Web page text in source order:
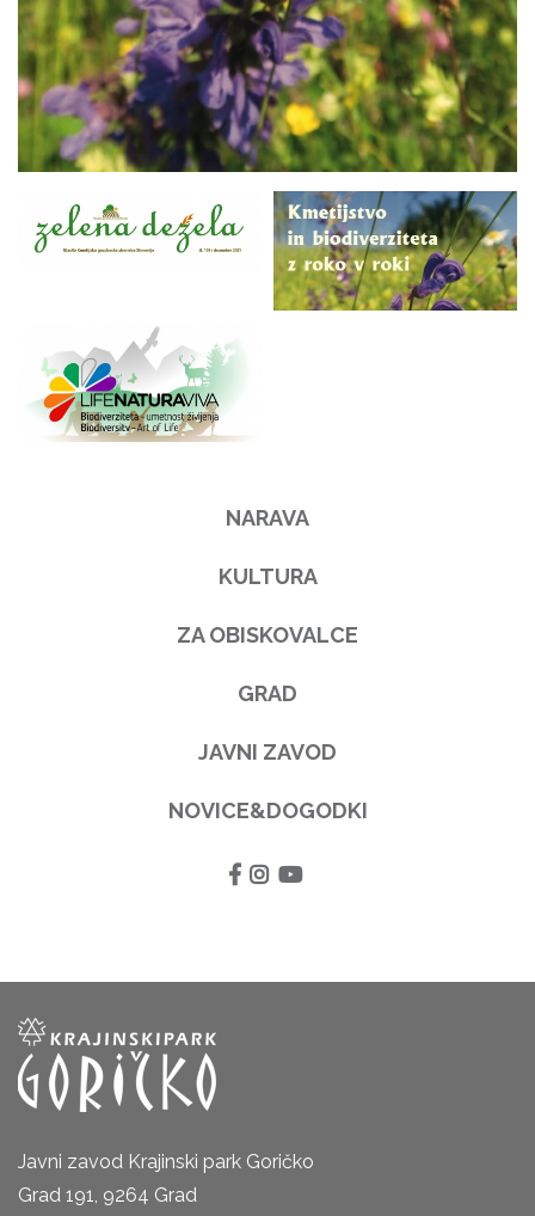
NARAVA
KULTURA
ZA OBISKOVALCE
GRAD
JAVNI ZAVOD
NOVICE&DOGODKI
Javni zavod Krajinski park Goričko
Grad 191, 9264 Grad